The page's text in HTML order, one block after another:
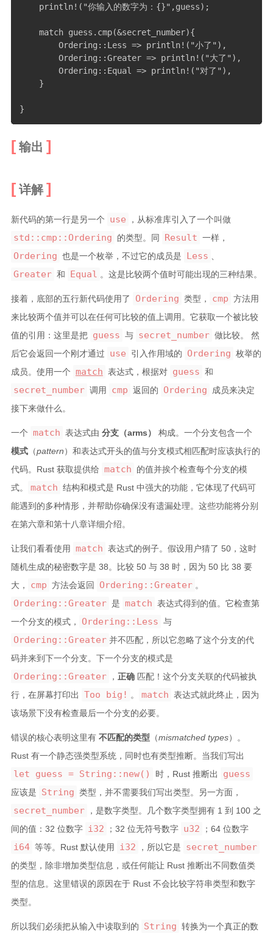
    println!("你输入的数字为：{}",guess);
    match guess.cmp(&secret_number){
        Ordering::Less => println!("小了"),
        Ordering::Greater => println!("大了"),
        Ordering::Equal => println!("对了"),
    }
}
输出
详解
新代码的第一行是另一个 use ，从标准库引入了一个叫做
std::cmp::Ordering 的类型。同 Result 一样，
Ordering 也是一个枚举，不过它的成员是 Less
Greater 和 Equal 。这是比较两个值时可能出现的三种结果。
接着，底部的五行新代码使用了 Ordering 类型， cmp 方法用
来比较两个值并可以在任何可比较的值上调用。它获取一个被比较
值的引用：这里是把 guess 与 secret_number 做比较。 然
后它会返回一个刚才通过
use 引入作用域的 Ordering 枚举的
成员。使用一个 match 表达式，根据对 guess 和
secret_number 调用 cmp 返回的 Ordering
成员来决定
接下来做什么。
一个 match 表达式由 分支（arms）
构成。一个分支包含一个
模式（pattern）和表达式开头的值与分支模式相匹配时应该执行的
代码。Rust 获取提供给 match
的值并挨个检查每个分支的模
式。
match 结构和模式是 Rust 中强大的功能，它体现了代码可
能遇到的多种情形，并帮助你确保没有遗漏处理。这些功能将分别
在第六章和第十八章详细介绍。
让我们看看使用 match 表达式的例子。假设用户猜了 50，这时
随机生成的秘密数字是 38。比较 50 与 38 时，因为 50 比 38 要
大，
cmp 方法会返回 Ordering::Greater 。
Ordering::Greater 是 match 表达式得到的值。它检查第
一个分支的模式，
Ordering::Less 与
Ordering::Greater 并不匹配，所以它忽略了这个分支的代
码并来到下一个分支。下一个分支的模式是
Ordering::Greater ， 正确匹配！这个分支关联的代码被执
行，在屏幕打印出
Too big! 。 match 表达式就此终止，因为
该场景下没有检查最后一个分支的必要。
错误的核心表明这里有 不匹配的类型 （mismatched types）。
Rust 有一个静态强类型系统，同时也有类型推断。当我们写出
let guess = String::new() 时，Rust 推断出 guess
应该是 String 类型，并不需要我们写出类型。另一方面，
secret_number
，是数字类型。几个数字类型拥有 1 到 100 之
间的值：32 位数字 i32 ；32 位无符号数字 u32 ；64 位数字
i64 等等。Rust 默认使用 i32 ，所以它是 secret_number
的类型，除非增加类型信息，或任何能让 Rust 推断出不同数值类
型的信息。这里错误的原因在于 Rust 不会比较字符串类型和数字
类型。
所以我们必须把从输入中读取到的 String 转换为一个真正的数